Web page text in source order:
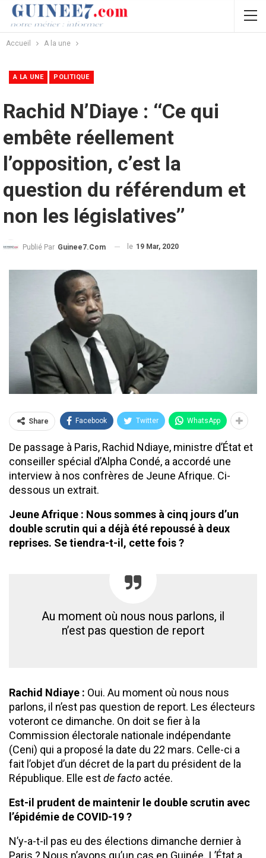
Accueil A la une
A LA UNE POLITIQUE
Rachid N’Diaye : ‘‘Ce qui
embête réellement
l’opposition, c’est la
question du référendum et
non les législatives’’
Publié Par Guinee7.com le 19 Mar, 2020
Share Facebook Twitter WhatsApp
De passage à Paris, Rachid Ndiaye, ministre d’État et
conseiller spécial d’Alpha Condé, a accordé une
interview à nos confrères de Jeune Afrique. Ci-
dessous un extrait.
Jeune Afrique : Nous sommes à cinq jours d’un
double scrutin qui a déjà été repoussé à deux
reprises. Se tiendra-t-il, cette fois ?
Au moment où nous nous parlons, il
n’est pas question de report
Rachid Ndiaye : Oui. Au moment où nous nous
parlons, il n’est pas question de report. Les électeurs
voteront ce dimanche. On doit se fier à la
Commission électorale nationale indépendante
(Ceni) qui a proposé la date du 22 mars. Celle-ci a
fait l’objet d’un décret de la part du président de la
République. Elle estde facto actée.
Est-il prudent de maintenir le double scrutin avec
l’épidémie de COVID-19 ?
N’y-a-t-il pas eu des élections dimanche dernier à
Paris ? Nous n’avons qu’un cas en Guinée. L’État a